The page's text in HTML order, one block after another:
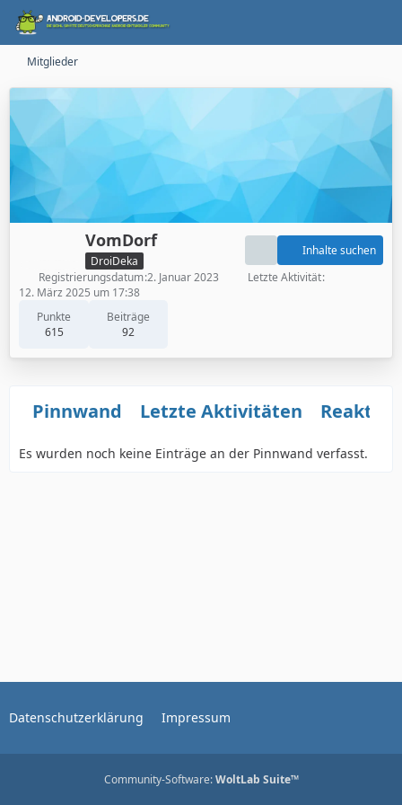
Mitglieder
VomDorf
DroiDeka
Punkte
615
Beiträge
92
Inhalte suchen
Registrierungsdatum 2. Januar 2023
Letzte Aktivität
12. März 2025 um 17:38
Pinnwand Letzte Aktivitäten
Es wurden noch keine Einträge an der Pinnwand verfasst.
Datenschutzerklärung Impressum
Community-Software:WoltLab Suite™